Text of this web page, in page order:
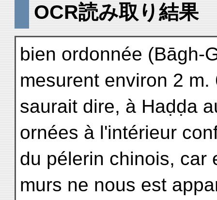
OCR読み取り結果
bien ordonnée (Bāgh-
mesurent environ 2
saurait dire, à Haḍḍa
ornées à l'intérieur
du pélerin chinois, car
murs ne nous est